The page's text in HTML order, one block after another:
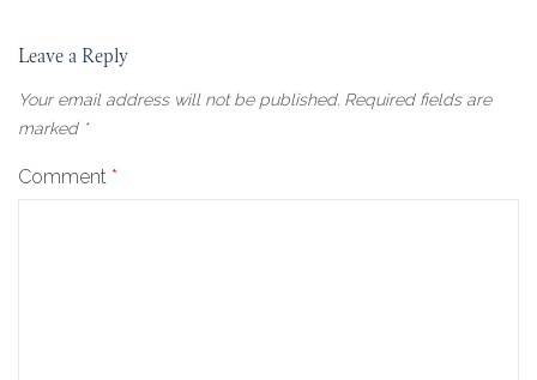
Leave a Reply
Your email address will not be published. Required fields are
marked *
Comment *